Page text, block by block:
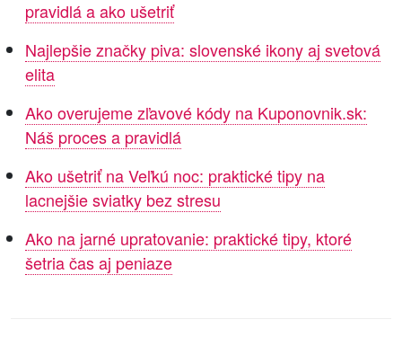
pravidlá a ako ušetriť
Najlepšie značky piva: slovenské ikony aj svetová
elita
Ako overujeme zľavové kódy na Kuponovnik.sk:
Náš proces a pravidlá
Ako ušetriť na Veľkú noc: praktické tipy na
lacnejšie sviatky bez stresu
Ako na jarné upratovanie: praktické tipy, ktoré
šetria čas aj peniaze